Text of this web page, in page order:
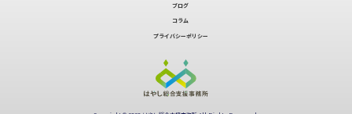
ブログ
コラム
プライバシーポリシー